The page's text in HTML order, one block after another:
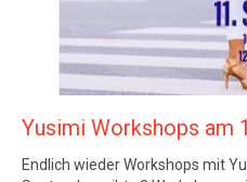
Yusimi Workshops am
Endlich wieder Workshops mit